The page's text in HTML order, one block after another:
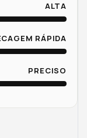
ALTA
RÁPIDA
PRECISO